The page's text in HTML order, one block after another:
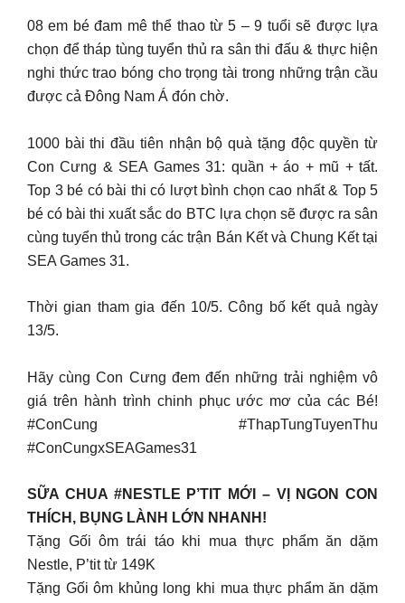
08 em bé đam mê thể thao từ 5 – 9 tuổi sẽ được lựa
chọn để tháp tùng tuyển thủ ra sân thi đấu & thực hiện
nghi thức trao bóng cho trọng tài trong những trận cầu
được cả Đông Nam Á đón chờ.
1000 bài thi đầu tiên nhận bộ quà tặng độc quyền từ
Con Cưng & SEA Games 31: quần + áo + mũ + tất.
Top 3 bé có bài thi có lượt bình chọn cao nhất & Top 5
bé có bài thi xuất sắc do BTC lựa chọn sẽ được ra sân
cùng tuyển thủ trong các trận Bán Kết và Chung Kết tại
SEA Games 31.
Thời gian tham gia đến 10/5. Công bố kết quả ngày
13/5.
Hãy cùng Con Cưng đem đến những trải nghiệm vô
giá trên hành trình chinh phục ước mơ của các Bé!
#ConCung #ThapTungTuyenThu
#ConCungxSEAGames31
SỮA CHUA #NESTLE P’TIT MỚI – VỊ NGON CON
THÍCH, BỤNG LÀNH LỚN NHANH!
Tặng Gối ôm trái táo khi mua thực phẩm ăn dặm
Nestle, P’tit từ 149K
Tặng Gối ôm khủng long khi mua thực phẩm ăn dặm